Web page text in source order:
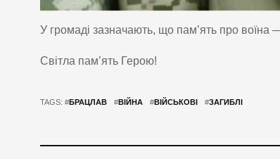
У громаді зазначають, що пам’ять про воїна —
Світла пам’ять Герою!
TAGS: #БРАЦЛАВ #ВІЙНА #ВІЙСЬКОВІ #ЗАГИБЛІ